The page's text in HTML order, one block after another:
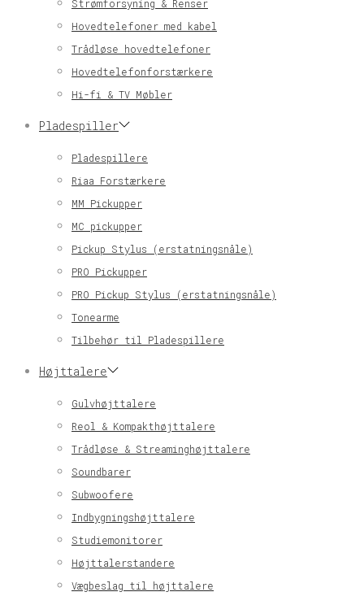
Strømforsyning & Renser
Hovedtelefoner med kabel
Trådløse hovedtelefoner
Hovedtelefonforstærkere
Hi-fi & TV Møbler
Pladespiller
Pladespillere
Riaa Forstærkere
MM Pickupper
MC pickupper
Pickup Stylus (erstatningsnåle)
PRO Pickupper
PRO Pickup Stylus (erstatningsnåle)
Tonearme
Tilbehør til Pladespillere
Højttalere
Gulvhøjttalere
Reol & Kompakthøjttalere
Trådløse & Streaminghøjttalere
Soundbarer
Subwoofere
Indbygningshøjttalere
Studiemonitorer
Højttalerstandere
Vægbeslag til højttalere